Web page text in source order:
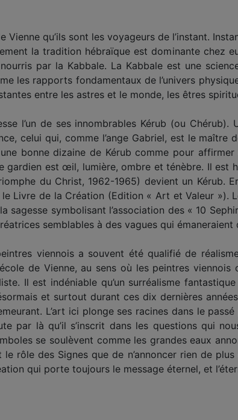
qu’ils sont les voyageurs de l’instant.
la tradition hébraïque est dominante chez
nourris par la Kabbale. La Kabbale est une
les rapports fondamentaux de l’univers
entre les astres et le monde, les êtres
l’un de ses innombrables Kérub (ou Chérub).
celui qui, comme l’ange Gabriel, est le
bonne dizaine de Kérub comme pour
gardien est œil, lumière, ombre et ténèbre. Il est
du Christ, 1962-1965) devient un Kérub.
le Livre de la Création (Edition « Art et Valeur »).
sagesse symbolisant l’association des « 10
semblables à des vagues qui émaneraient
viennois a souvent été qualifié de
de Vienne, au sens où les peintres
Il est indéniable qu’un surréalisme
et surtout durant ces dix dernières
L’art ici plonge ses racines dans le
par là qu’il s’inscrit dans les questions qui
se soulèvent comme les grandes eaux
rôle des Signes que de n’annoncer rien de
qui porte toujours le message éternel, et